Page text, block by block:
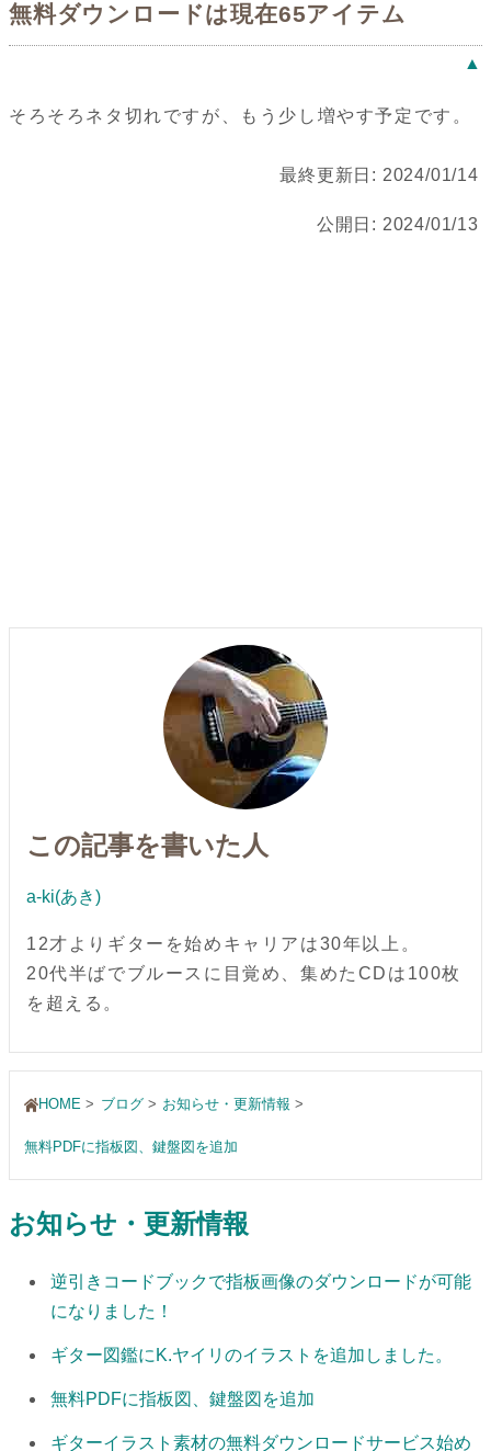
無料ダウンロードは現在65アイテム
▲
そろそろネタ切れですが、もう少し増やす予定です。
最終更新日: 2024/01/14
公開日: 2024/01/13
この記事を書いた人
a-ki(あき)
12才よりギターを始めキャリアは30年以上。
20代半ばでブルースに目覚め、集めたCDは100枚
を超える。
HOME ブログ お知らせ・更新情報
無料PDFに指板図、鍵盤図を追加
お知らせ・更新情報
逆引きコードブックで指板画像のダウンロードが可能
になりました！
ギター図鑑にK.ヤイリのイラストを追加しました。
無料PDFに指板図、鍵盤図を追加
ギターイラスト素材の無料ダウンロードサービス始め